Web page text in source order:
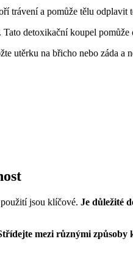
trávení a pomůže tělu odplavit
Tato detoxikační koupel
utěrku na břicho nebo záda
jsou klíčové. Je důležité
mezi různými způsoby